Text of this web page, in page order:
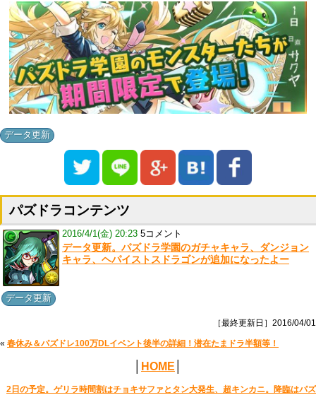
データ更新
パズドラコンテンツ
2016/4/1(金) 20:23 5コメント
データ更新。パズドラ学園のガチャキャラ、ダンジョン
キャラ、ヘパイストスドラゴンが追加になったよー
データ更新
［最終更新日］2016/04/01
« 春休み＆パズドレ100万DLイベント後半の詳細！潜在たまドラ半額等！
HOME
2日の予定。ゲリラ時間割はチョキサファとタン大発生、超キンカニ。降臨はパズ